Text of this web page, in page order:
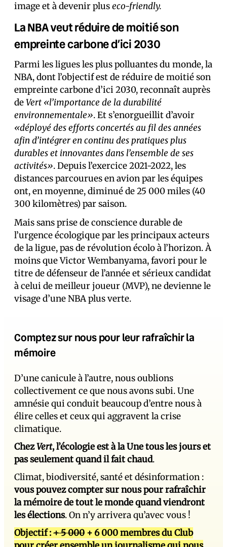
image et à devenir pluseco-friendly.
La NBA veut réduire de moitié son
empreinte carbone d’ici 2030
Parmi les ligues les plus polluantes du monde, la
NBA, dont l’objectif est de réduire de moitié son
empreinte carbone d’ici 2030, reconnaît auprès
deVert «l’importance de la durabilité
environnementale». Et s’enorgueillit d’avoir
«déployé des efforts concertés au fil des années
afin d’intégrer en continu des pratiques plus
durables et innovantes dans l’ensemble de ses
activités». Depuis l’exercice 2021-2022, les
distances parcourues en avion par les équipes
ont, en moyenne, diminué de 25 000 miles (40
300 kilomètres) par saison.
Mais sans prise de conscience durable de
l’urgence écologique par les principaux acteurs
de la ligue, pas de révolution écolo à l’horizon. À
moins que Victor Wembanyama, favori pour le
titre de défenseur de l’année et sérieux candidat
à celui de meilleur joueur (MVP), ne devienne le
visage d’une NBA plus verte.
Comptez sur nous pour leur rafraîchir la
mémoire
D’une canicule à l’autre, nous oublions
collectivement ce que nous avons subi. Une
amnésie qui conduit beaucoup d’entre nous à
élire celles et ceux qui aggravent la crise
climatique.
ChezVert, l’écologie est à la Une tous les jours et
pas seulement quand il fait chaud.
Climat, biodiversité, santé et désinformation :
vous pouvez compter sur nous pour rafraîchir
la mémoire de tout le monde quand viendront
les élections. On n’y arrivera qu’avec vous !
Objectif :+ 5 000 + 6 000 membres du Club